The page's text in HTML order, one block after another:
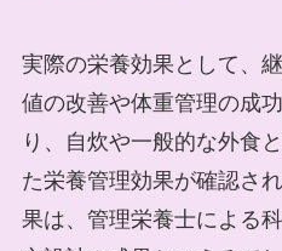
実際の栄養効果として、
値の改善や体重管理の成
り、自炊や一般的な外食
た栄養管理効果が確認さ
果は、管理栄養士による